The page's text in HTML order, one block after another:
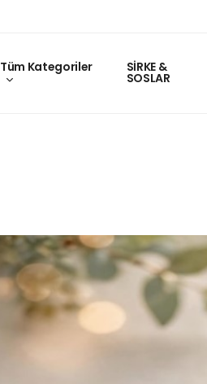
Tüm Kategoriler SİRKE &
SOSLAR